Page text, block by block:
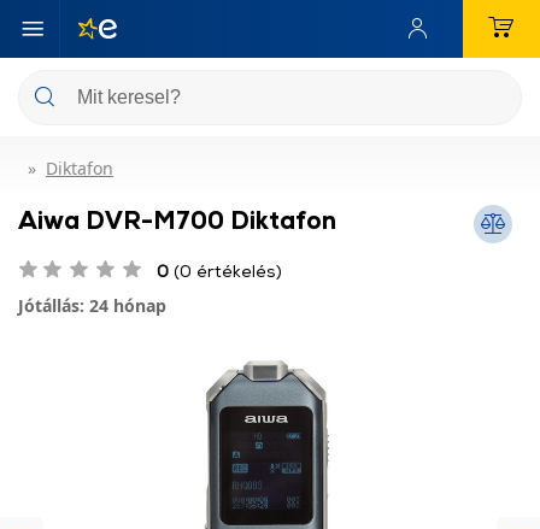
Diktafon
Aiwa DVR-M700 Diktafon
0 (0 értékelés)
Jótállás: 24 hónap